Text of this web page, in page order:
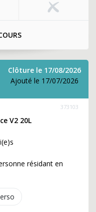
Clôture le 17/08/2026
Ajouté le 17/07/2026
373103
V2 20L
résidant en